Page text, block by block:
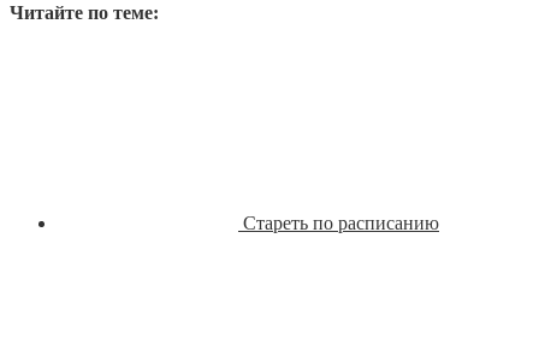
Читайте по теме:
Стареть по расписанию